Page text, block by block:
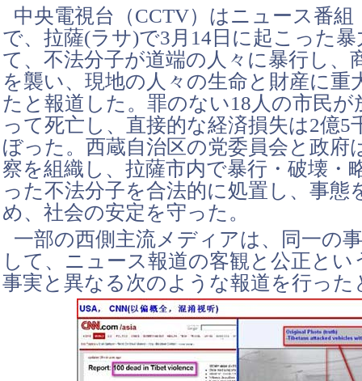
中央電視台（CCTV）はニュース番組
で、拉薩(ラサ)で3月14日に起こった
て、不法分子が道端の人々に暴行し、
を襲い、現地の人々の生命と財産に重
たと報道した。罪のない18人の市民が
って死亡し、直接的な経済損失は2億5
ぼった。西蔵自治区の党委員会と政府
察を組織し、拉薩市内で暴行・破壊・
った不法分子を合法的に処置し、事態
め、社会の安定を守った。
一部の西側主流メディアは、同一の
して、ニュース報道の客観と公正とい
事実と異なる次のような報道を行った